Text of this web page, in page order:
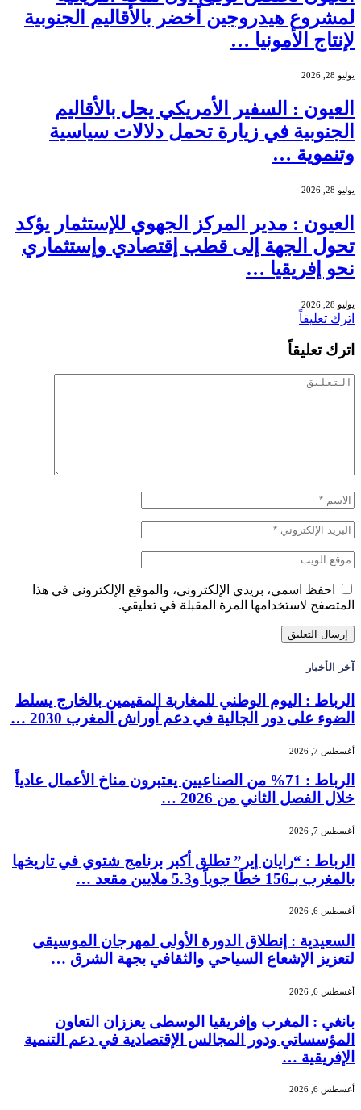
لمشروع هيدروجين أخضر بالأقاليم الجنوبية
لإنتاج الأمونيا …
يوليو 28, 2026
العيون : السفير الأمريكي يحل بالأقاليم
الجنوبية في زيارة تحمل دلالات سياسية
وتنموية …
يوليو 28, 2026
العيون : مدير المركز الجهوي للإستثمار يؤكد
تحول الجهة إلى قطب إقتصادي وإستثماري
نحو إفريقيا …
يوليو 28, 2026
اترك تعليقاً
اترك تعليقاً
احفظ اسمي، بريدي الإلكتروني، والموقع الإلكتروني في هذا
المتصفح لاستخدامها المرة المقبلة في تعليقي.
آخر الأخبار
الرباط : اليوم الوطني للمغاربة المقيمين بالخارج يسلط
الضوء على دور الجالية في دعم أوراش المغرب 2030 …
أغسطس 7, 2026
الرباط : 71% من الصناعيين يعتبرون مناخ الأعمال عادياً
خلال الفصل الثاني من 2026 …
أغسطس 7, 2026
الرباط : “رايان إير” تطلق أكبر برنامج شتوي في تاريخها
بالمغرب بـ156 خطًا جوياً و5.3 ملايين مقعد …
أغسطس 6, 2026
السعيدية : إنطلاق الدورة الأولى لمهرجان الموسيقى
لتعزيز الإشعاع السياحي والثقافي بجهة الشرق …
أغسطس 6, 2026
بانغي : المغرب وإفريقيا الوسطى يعززان التعاون
المؤسساتي ودور المجالس الإقتصادية في دعم التنمية
الإفريقية …
أغسطس 6, 2026